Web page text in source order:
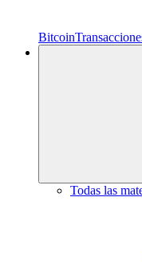
Bitcoin
Todas las